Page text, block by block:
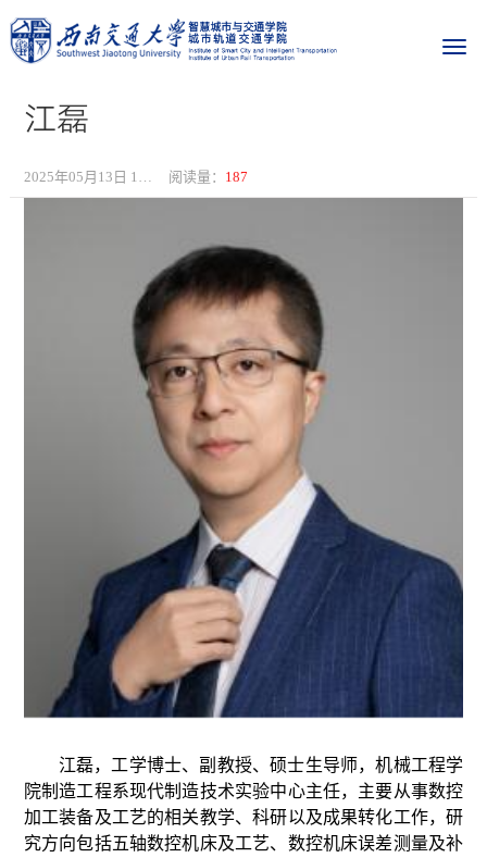
江磊
阅读量： 187
江磊，工学博士、副教授、硕士生导师，机械工程学
院制造工程系现代制造技术实验中心主任，主要从事数控
加工装备及工艺的相关教学、科研以及成果转化工作，研
究方向包括五轴数控机床及工艺、数控机床误差测量及补